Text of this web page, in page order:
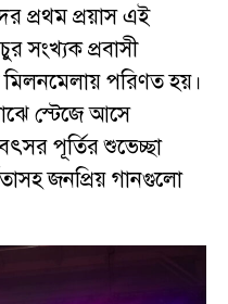
প্রথম প্রয়াস এই
সংখ্যক প্রবাসী
পরিণত হয়।
স্টেজে আসে
পূর্তির শুভেচ্ছা
জনপ্রিয় গানগুলো